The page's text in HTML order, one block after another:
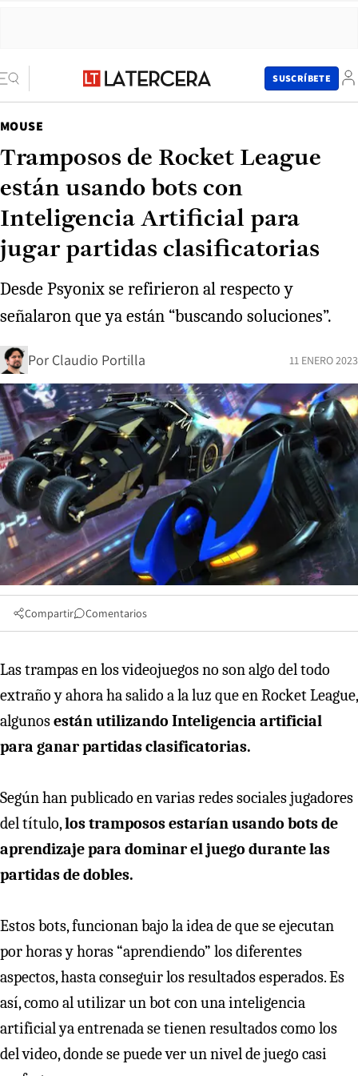
SUSCRÍBETE
MOUSE
Tramposos de Rocket League
están usando bots con
Inteligencia Artificial para
jugar partidas clasificatorias
Desde Psyonix se refirieron al respecto y
señalaron que ya están “buscando soluciones”.
Por Claudio Portilla 11 ENERO 2023
Compartir Comentarios
Las trampas en los videojuegos no son algo del todo
extraño y ahora ha salido a la luz que en Rocket League,
algunosestán utilizando Inteligencia artificial
para ganar partidas clasificatorias.
Según han publicado en varias redes sociales jugadores
del título,los tramposos estarían usando bots de
aprendizaje para dominar el juego durante las
partidas de dobles.
Estos bots, funcionan bajo la idea de que se ejecutan
por horas y horas “aprendiendo” los diferentes
aspectos, hasta conseguir los resultados esperados. Es
así, como al utilizar un bot con una inteligencia
artificial ya entrenada se tienen resultados como los
del video, donde se puede ver un nivel de juego casi